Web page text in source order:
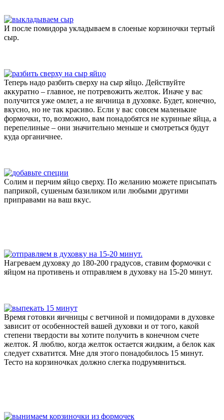
И после помидора укладываем в слоеные корзиночки тертый
сыр.
Теперь надо разбить сверху на сыр яйцо. Действуйте
аккуратно – главное, не потревожить желток. Иначе у вас
получится уже омлет, а не яичница в духовке. Будет, конечно,
вкусно, но не так красиво. Если у вас совсем маленькие
формочки, то, возможно, вам понадобятся не куриные яйца, а
перепелиные – они значительно меньше и смотреться будут
куда органичнее.
Солим и перчим яйцо сверху. По желанию можете присыпать
паприкой, сушеным базиликом или любыми другими
приправами на ваш вкус.
Нагреваем духовку до 180-200 градусов, ставим формочки с
яйцом на противень и отправляем в духовку на 15-20 минут.
Время готовки яичницы с ветчиной и помидорами в духовке
зависит от особенностей вашей духовки и от того, какой
степени твердости вы хотите получить в конечном счете
желток. Я люблю, когда желток остается жидким, а белок как
следует схватится. Мне для этого понадобилось 15 минут.
Тесто на корзиночках должно слегка подрумяниться.